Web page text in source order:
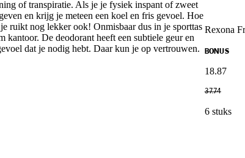
of transpiratie. Als je je fysiek inspant of zweet
en krijg je meteen een koel en fris gevoel. Hoe
ruikt nog lekker ook! Onmisbaar dus in je sporttas
De deodorant heeft een subtiele geur en
dat je nodig hebt. Daar kun je op vertrouwen.
Rexona
BONUS
18.87
37.74
6 stuks